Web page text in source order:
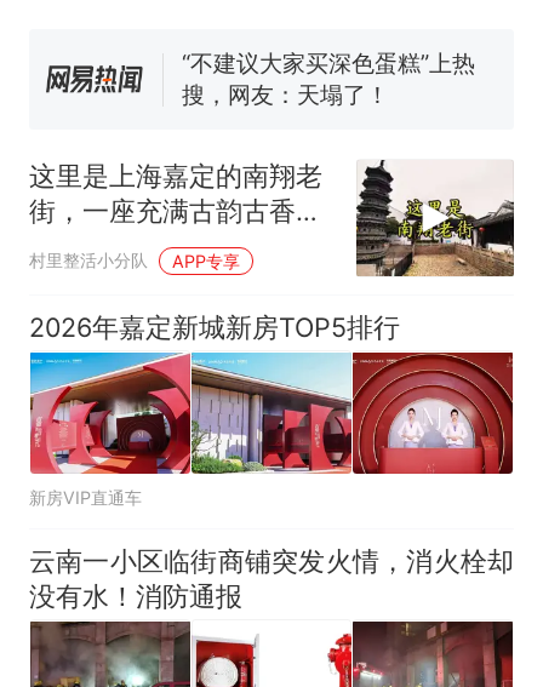
热 那个在床头放菜刀的女孩，
因老师一句“跟我回家”改写了
这里是上海嘉定的南翔老
街，一座充满古韵古香的
江南水乡
村里整活小分队 APP专享
2026年嘉定新城新房TOP5排行
新房VIP直通车
云南一小区临街商铺突发火情，消火栓却
没有水！消防通报